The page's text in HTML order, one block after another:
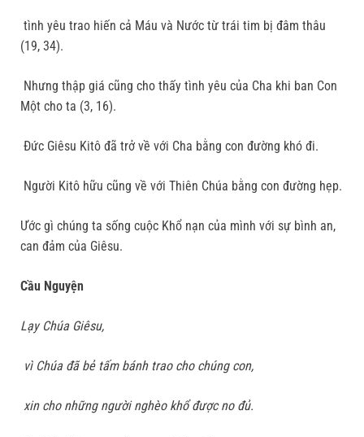
tình yêu trao hiến cả Máu và Nước từ trái tim bị đâm thâu
(19, 34).
Nhưng thập giá cũng cho thấy tình yêu của Cha khi ban Con
Một cho ta (3, 16).
Đức Giêsu Kitô đã trở về với Cha bằng con đường khó đi.
Người Kitô hữu cũng về với Thiên Chúa bằng con đường hẹp.
Ước gì chúng ta sống cuộc Khổ nạn của mình với sự bình an,
can đảm của Giêsu.
Cầu Nguyện
Lạy Chúa Giêsu,
vì Chúa đã bẻ tấm bánh trao cho chúng con,
xin cho những người nghèo khổ được no đủ.